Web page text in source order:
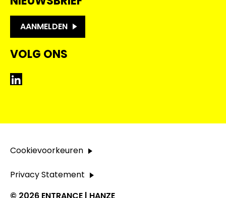
AANMELDEN
VOLG ONS
LinkedIn
Cookievoorkeuren
Privacy Statement